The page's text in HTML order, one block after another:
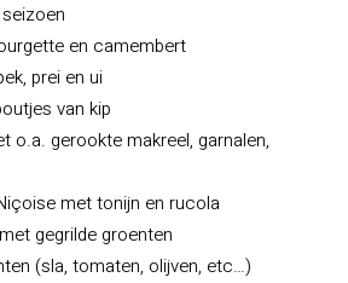
en camembert
prei en ui
van kip
o.a. gerookte makreel, garnalen,
met tonijn en rucola
gegrilde groenten
(sla, tomaten, olijven, etc…)